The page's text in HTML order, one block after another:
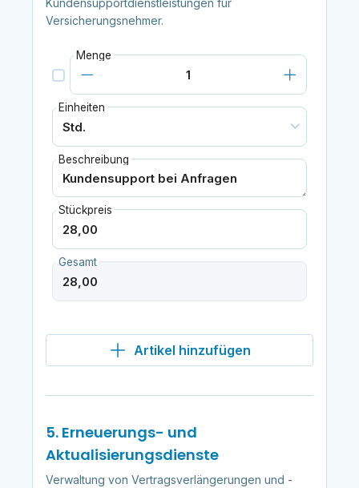
Kundensupportdienstleistungen für
Versicherungsnehmer.
Menge
Einheiten
Beschreibung
Stückpreis
Gesamt
Artikel hinzufügen
5. Erneuerungs- und
Aktualisierungsdienste
Verwaltung von Vertragsverlängerungen und -